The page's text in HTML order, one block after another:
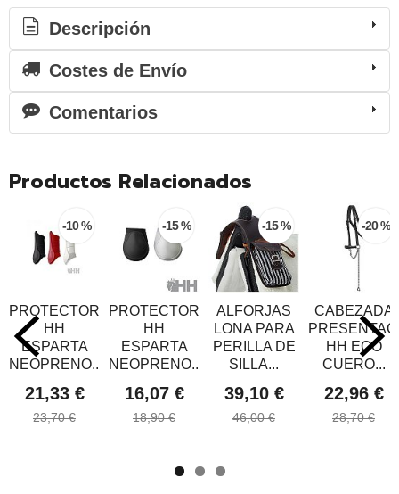
Descripción
Costes de Envío
Comentarios
Productos Relacionados
-10 %
PROTECTOR
HH
ESPARTA
NEOPRENO...
21,33 €
23,70 €
-15 %
PROTECTOR
HH
ESPARTA
NEOPRENO...
16,07 €
18,90 €
-15 %
ALFORJAS
LONA PARA
PERILLA DE
SILLA...
39,10 €
46,00 €
-20 %
CABEZADA
HH ECO
CUERO...
22,96 €
28,70 €